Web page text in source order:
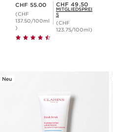
CHF 55.00
(CHF
137.50/100ml
)
Mitgliederpreis CHF 49.50
CHF 49.50
MITGLIEDSPREI
S
(CHF
123.75/100ml)
Neu